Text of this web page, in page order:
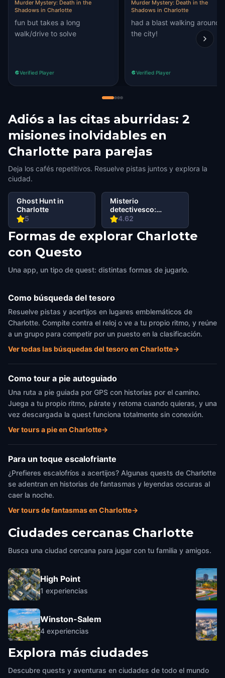
Murder Mystery: Death in the
Shadows in Charlotte
fun but takes a long
walk/drive to solve
Verified Player
Murder Mystery: Death in the
Shadows in Charlotte
had a blast walking around
the city!
Verified Player
Adiós a las citas aburridas: 2
misiones inolvidables en
Charlotte para parejas
Deja los cafés repetitivos. Resuelve pistas juntos y explora la
ciudad.
5
Ghost Hunt in
Charlotte
4.62
Misterio
detectivesco:
¡Infiltra en una
sociedad secreta!
Formas de explorar Charlotte
con Questo
Una app, un tipo de quest: distintas formas de jugarlo.
Como búsqueda del tesoro
Resuelve pistas y acertijos en lugares emblemáticos de
Charlotte. Compite contra el reloj o ve a tu propio ritmo, y reúne
a un grupo para competir por un puesto en la clasificación.
Ver todas las búsquedas del tesoro en Charlotte→
Como tour a pie autoguiado
Una ruta a pie guiada por GPS con historias por el camino.
Juega a tu propio ritmo, párate y retoma cuando quieras, y una
vez descargada la quest funciona totalmente sin conexión.
Ver tours a pie en Charlotte→
Para un toque escalofriante
¿Prefieres escalofríos a acertijos? Algunas quests de Charlotte
se adentran en historias de fantasmas y leyendas oscuras al
caer la noche.
Ver tours de fantasmas en Charlotte→
Ciudades cercanas Charlotte
Busca una ciudad cercana para jugar con tu familia y amigos.
High Point
1 experiencias
Winston-Salem
4 experiencias
Explora más ciudades
Descubre quests y aventuras en ciudades de todo el mundo